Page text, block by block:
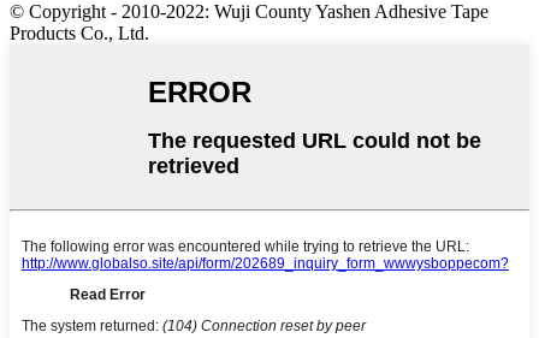
© Copyright - 2010-2022: Wuji County Yashen Adhesive Tape
Products Co., Ltd.